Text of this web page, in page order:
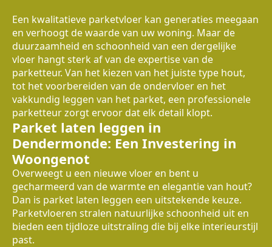
Een kwalitatieve parketvloer kan generaties meegaan
en verhoogt de waarde van uw woning. Maar de
duurzaamheid en schoonheid van een dergelijke
vloer hangt sterk af van de expertise van de
parketteur. Van het kiezen van het juiste type hout,
tot het voorbereiden van de ondervloer en het
vakkundig leggen van het parket, een professionele
parketteur zorgt ervoor dat elk detail klopt.
Parket laten leggen in
Dendermonde: Een Investering in
Woongenot
Overweegt u een nieuwe vloer en bent u
gecharmeerd van de warmte en elegantie van hout?
Dan is parket laten leggen een uitstekende keuze.
Parketvloeren stralen natuurlijke schoonheid uit en
bieden een tijdloze uitstraling die bij elke interieurstijl
past.